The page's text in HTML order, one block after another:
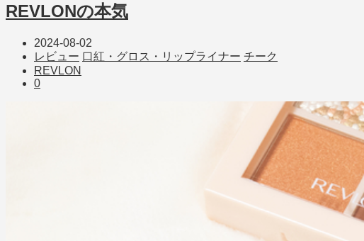
REVLONの本気
2024-08-02
レビュー 口紅・グロス・リップライナー チーク
REVLON
0